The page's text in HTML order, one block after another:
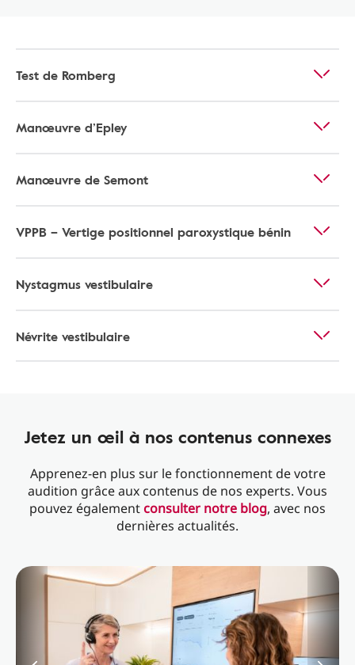
Test de Romberg
Manœuvre d’Epley
Manœuvre de Semont
VPPB – Vertige positionnel paroxystique bénin
Nystagmus vestibulaire
Névrite vestibulaire
Jetez un œil à nos contenus connexes
Apprenez-en plus sur le fonctionnement de votre
audition grâce aux contenus de nos experts. Vous
pouvez égalementconsulter notre blog, avec nos
dernières actualités.